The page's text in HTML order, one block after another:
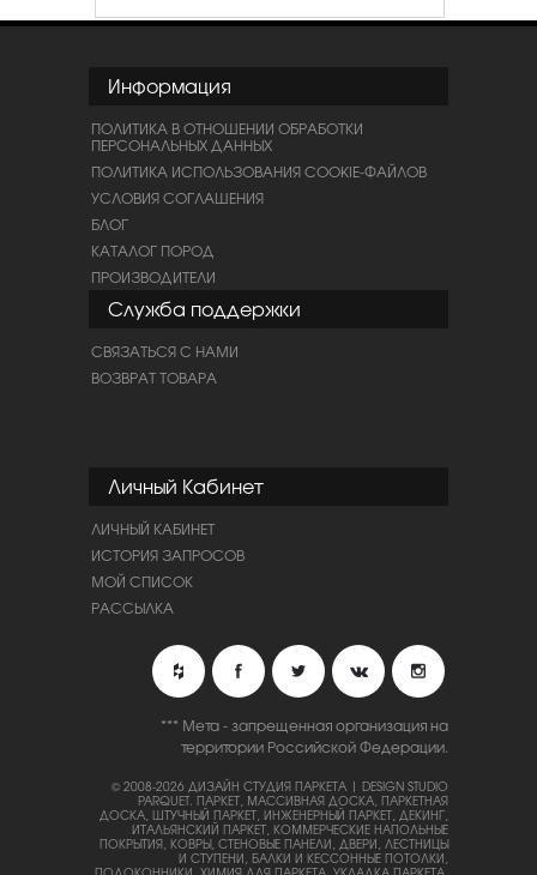
Информация
ПОЛИТИКА В ОТНОШЕНИИ ОБРАБОТКИ
ПЕРСОНАЛЬНЫХ ДАННЫХ
ПОЛИТИКА ИСПОЛЬЗОВАНИЯ COOKIE-ФАЙЛОВ
УСЛОВИЯ СОГЛАШЕНИЯ
БЛОГ
КАТАЛОГ ПОРОД
ПРОИЗВОДИТЕЛИ
Служба поддержки
СВЯЗАТЬСЯ С НАМИ
ВОЗВРАТ ТОВАРА
Личный Кабинет
ЛИЧНЫЙ КАБИНЕТ
ИСТОРИЯ ЗАПРОСОВ
МОЙ СПИСОК
РАССЫЛКА
*** Мета - запрещенная организация на
территории Российской Федерации.
© 2008-2026 ДИЗАЙН СТУДИЯ ПАРКЕТА | DESIGN STUDIO
PARQUET. ПАРКЕТ, МАССИВНАЯ ДОСКА, ПАРКЕТНАЯ
ДОСКА, ШТУЧНЫЙ ПАРКЕТ, ИНЖЕНЕРНЫЙ ПАРКЕТ, ДЕКИНГ,
ИТАЛЬЯНСКИЙ ПАРКЕТ, КОММЕРЧЕСКИЕ НАПОЛЬНЫЕ
ПОКРЫТИЯ, КОВРЫ, СТЕНОВЫЕ ПАНЕЛИ, ДВЕРИ, ЛЕСТНИЦЫ
И СТУПЕНИ, БАЛКИ И КЕССОННЫЕ ПОТОЛКИ,